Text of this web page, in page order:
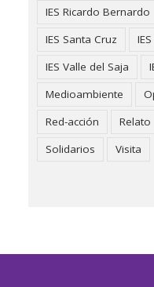
IES Ricardo Bernardo
IES Santa Cruz
IES Valle del Saja
Medioambiente
Red-acción
Relato
Solidarios
Visita